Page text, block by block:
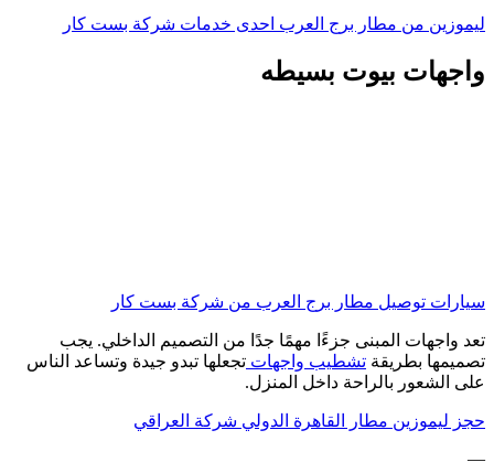
ليموزين من مطار برج العرب احدى خدمات شركة بست كار
واجهات بيوت بسيطه
سيارات توصيل مطار برج العرب من شركة بست كار
تعد واجهات المبنى جزءًا مهمًا جدًا من التصميم الداخلي. يجب
تصميمها بطريقة تشطيب واجهات تجعلها تبدو جيدة وتساعد الناس
على الشعور بالراحة داخل المنزل.
حجز ليموزين مطار القاهرة الدولي شركة العراقي
—